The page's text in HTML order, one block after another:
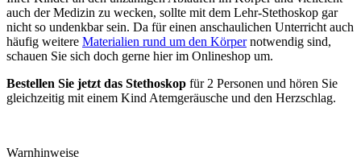
auch der Medizin zu wecken, sollte mit dem Lehr-Stethoskop gar
nicht so undenkbar sein. Da für einen anschaulichen Unterricht auch
häufig weitere Materialien rund um den Körpernotwendig sind,
schauen Sie sich doch gerne hier im Onlineshop um.
Bestellen Sie jetzt das Stethoskop für 2 Personen und hören Sie
gleichzeitig mit einem Kind Atemgeräusche und den Herzschlag.
Warnhinweise